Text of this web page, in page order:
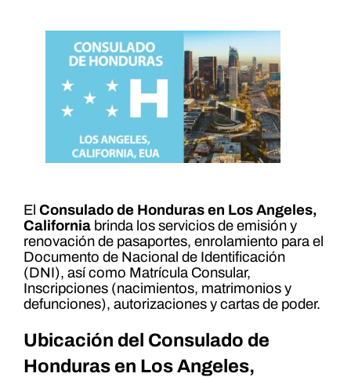
El Consulado de Honduras en Los Angeles,
Californiabrinda los servicios de emisión y
renovación de pasaportes, enrolamiento para el
Documento de Nacional de Identificación
(DNI), así como Matrícula Consular,
Inscripciones (nacimientos, matrimonios y
defunciones), autorizaciones y cartas de poder.
Ubicación del Consulado de
Honduras en Los Angeles,